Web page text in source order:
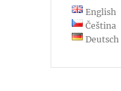
English
Čeština
Deutsch